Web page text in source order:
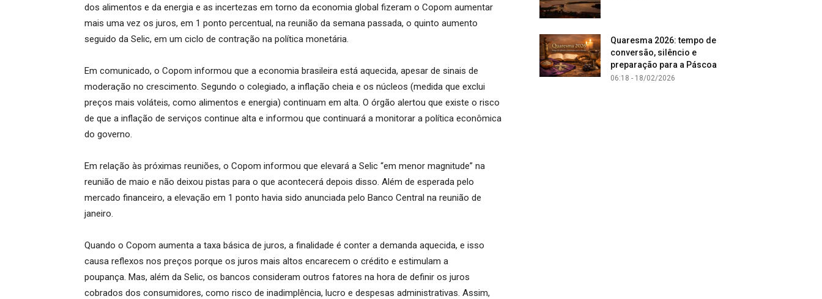
dos alimentos e da energia e as incertezas em torno da economia global fizeram o Copom aumentar
mais uma vez os juros, em 1 ponto percentual, na reunião da semana passada, o quinto aumento
seguido da Selic, em um ciclo de contração na política monetária.
Em comunicado, o Copom informou que a economia brasileira está aquecida, apesar de sinais de
moderação no crescimento. Segundo o colegiado, a inflação cheia e os núcleos (medida que exclui
preços mais voláteis, como alimentos e energia) continuam em alta. O órgão alertou que existe o risco
de que a inflação de serviços continue alta e informou que continuará a monitorar a política econômica
do governo.
Em relação às próximas reuniões, o Copom informou que elevará a Selic “em menor magnitude” na
reunião de maio e não deixou pistas para o que acontecerá depois disso. Além de esperada pelo
mercado financeiro, a elevação em 1 ponto havia sido anunciada pelo Banco Central na reunião de
janeiro.
Quando o Copom aumenta a taxa básica de juros, a finalidade é conter a demanda aquecida, e isso
causa reflexos nos preços porque os juros mais altos encarecem o crédito e estimulam a
poupança. Mas, além da Selic, os bancos consideram outros fatores na hora de definir os juros
cobrados dos consumidores, como risco de inadimplência, lucro e despesas administrativas. Assim,
Quaresma 2026: tempo de
conversão, silêncio e
preparação para a Páscoa
06:18 - 18/02/2026